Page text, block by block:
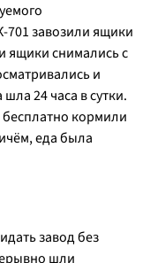
завозили ящики
ящики снимались с
и
24 часа в сутки.
кормили
еда была
завод без
шли